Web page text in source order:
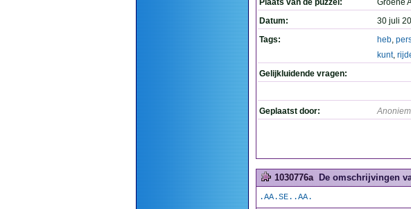
Plaats van de puzzel:
Groene
Datum:
30 juli
Tags:
heb,
kunt,
Gelijkluidende vragen:
Geplaatst door: Anoniem
1030776a De omschrijvingen
.AA.SE..AA.